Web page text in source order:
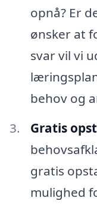
opnå? Er
ønsker at
svar vil vi
behov og
Gratis
gratis
mulighed